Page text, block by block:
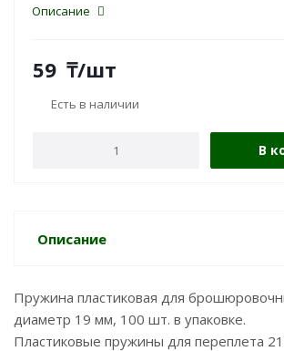
Описание
59 ₸/шт
Есть в наличии
В
Описание
Пружина пластиковая для
диаметр 19 мм, 100 шт. в упаковке.
Пластиковые пружины для переплета